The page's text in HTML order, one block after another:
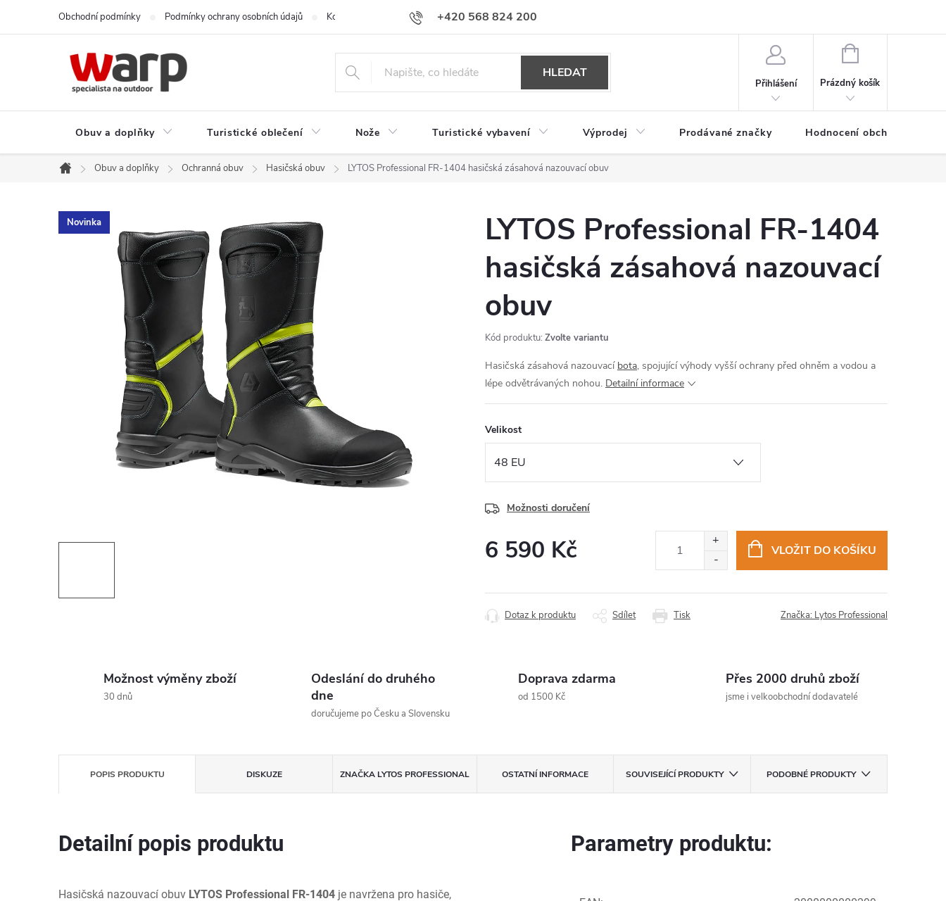
+420 568 824 200
Obchodní podmínky Podmínky ochrany osobních údajů Kontakty Doprava a platba Hodnocení obchodu
HLEDAT
Přihlášení
NÁKUPNÍ
Prázdný košík
Obuv a doplňky Turistické oblečení Nože Turistické vybavení Výprodej Prodávané značky Hodnocení obchodu
Domů
Obuv a doplňky Ochranná obuv Hasičská obuv LYTOS Professional FR-1404 hasičská zásahová nazouvací obuv
Novinka
LYTOS Professional FR-1404
hasičská zásahová nazouvací
obuv
Kód produktu: Zvolte variantu
Hasičská zásahová nazouvací bota, spojující výhody vyšší ochrany před ohněm a vodou a
lépe odvětrávaných nohou. Detailní informace
Velikost
Možnosti doručení
6 590 Kč VLOŽIT DO KOŠÍKU
Tisk
Dotaz k produktu Sdílet Značka: Lytos Professional
Možnost výměny zboží
30 dnů
Odeslání do druhého
dne
doručujeme po Česku a Slovensku
Doprava zdarma
od 1500 Kč
Přes 2000 druhů zboží
jsme i velkoobchodní dodavatelé
POPIS PRODUKTU DISKUZE ZNAČKALYTOS PROFESSIONAL OSTATNÍ INFORMACE SOUVISEJÍCÍ PRODUKTY PODOBNÉ PRODUKTY
Detailní popis produktu
Hasičská nazouvací obuv LYTOS Professional FR-1404 je navržena pro hasiče,
Parametry produktu: